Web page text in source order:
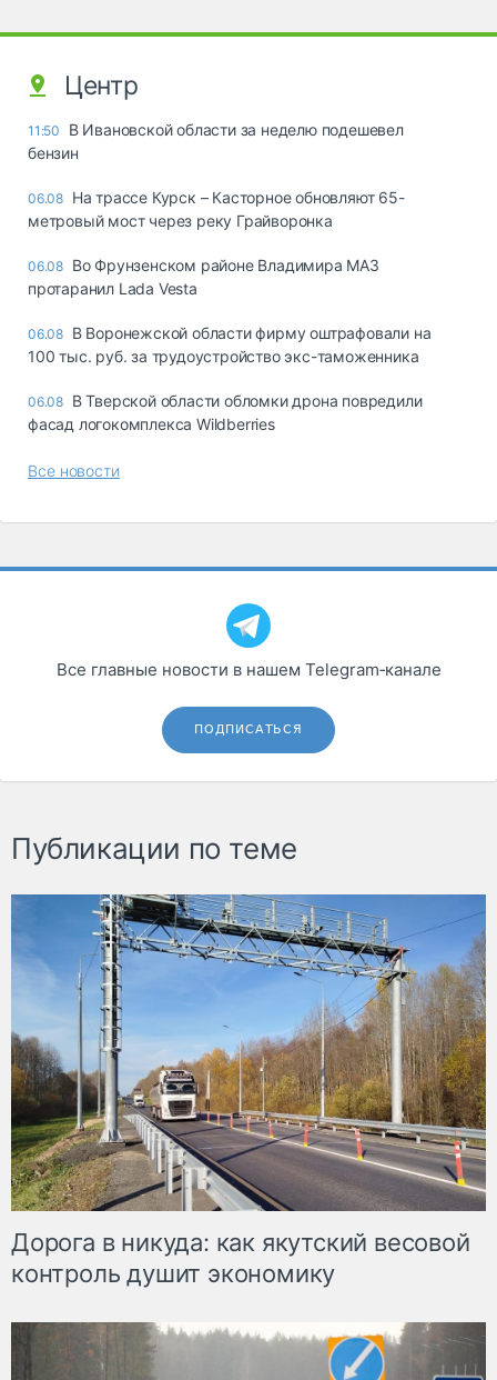
Центр
11:50
В Ивановской области за неделю подешевел
бензин
06.08 На трассе Курск – Касторное обновляют 65-
метровый мост через реку Грайворонка
06.08 Во Фрунзенском районе Владимира МАЗ
протаранил Lada Vesta
06.08 В Воронежской области фирму оштрафовали на
100 тыс. руб. за трудоустройство экс-таможенника
06.08 В Тверской области обломки дрона повредили
фасад логокомплекса Wildberries
Все новости
Все главные новости в нашем Telegram‑канале
ПОДПИСАТЬСЯ
Публикации по теме
Дорога в никуда: как якутский весовой
контроль душит экономику